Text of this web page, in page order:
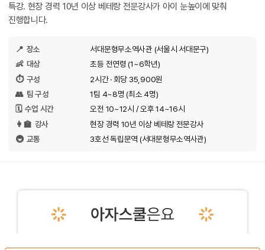
특강. 현장 경력 10년 이상 베테랑 전문강사가 아이 눈높이에 맞춰
진행합니다.
📍 장소
서대문형무소역사관 (서울시 서대문구)
👶 대상
초등 전연령 (1~6학년)
⏱️ 구성
2시간 · 회당 35,900원
👥 팀 구성
1팀 4~8명 (최소 4명)
🗓️ 수업 시간
오전 10~12시 / 오후 14~16시
👩‍🏫 강사
현장 경력 10년 이상 베테랑 전문강사
🚇 교통 3호선 독립문역 (서대문형무소역사관)